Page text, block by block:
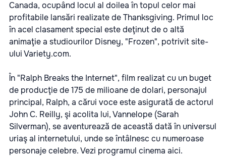
Canada, ocupând locul al doilea în topul celor mai
profitabile lansări realizate de Thanksgiving. Primul loc
în acel clasament special este deţinut de o altă
animaţie a studiourilor Disney, "Frozen", potrivit site-
ului Variety.com.
În "Ralph Breaks the Internet", film realizat cu un buget
de producţie de 175 de milioane de dolari, personajul
principal, Ralph, a cărui voce este asigurată de actorul
John C. Reilly, şi acolita lui, Vannelope (Sarah
Silverman), se aventurează de această dată în universul
uriaş al internetului, unde se întâlnesc cu numeroase
personaje celebre. Vezi programul cinema aici.